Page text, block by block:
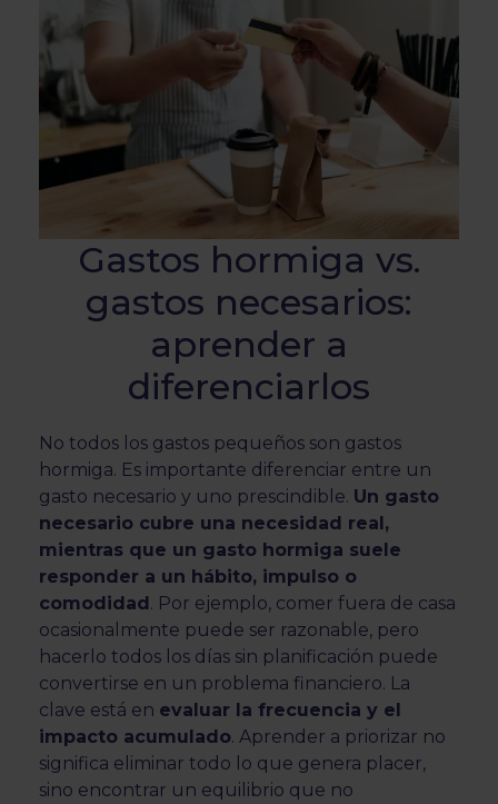
Gastos hormiga vs.
gastos necesarios:
aprender a
diferenciarlos
No todos los gastos pequeños son gastos
hormiga. Es importante diferenciar entre un
gasto necesario y uno prescindible. Un gasto
necesario cubre una necesidad real,
mientras que un gasto hormiga suele
responder a un hábito, impulso o
comodidad. Por ejemplo, comer fuera de casa
ocasionalmente puede ser razonable, pero
hacerlo todos los días sin planificación puede
convertirse en un problema financiero. La
clave está en evaluar la frecuencia y el
impacto acumulado. Aprender a priorizar no
significa eliminar todo lo que genera placer,
sino encontrar un equilibrio que no